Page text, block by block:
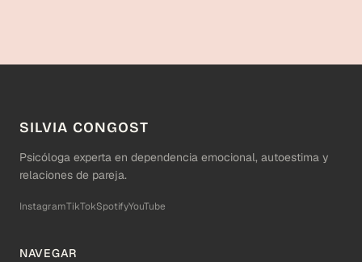
SILVIA CONGOST
Psicóloga experta en dependencia emocional, autoestima y
relaciones de pareja.
InstagramTikTokSpotifyYouTube
NAVEGAR